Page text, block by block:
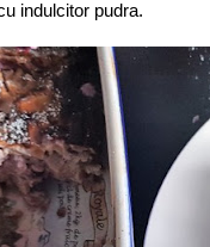
indulcitor pudra.